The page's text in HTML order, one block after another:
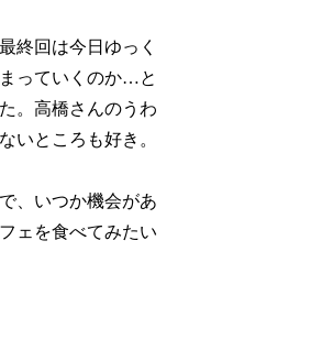
終回は今日ゆっく
っていくのか…と
。高橋さんのうわ
いところも好き。
、いつか機会があ
ェを食べてみたい